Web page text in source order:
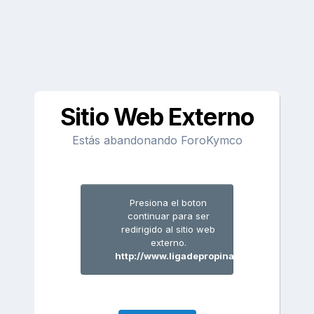
Sitio Web Externo
Estás abandonando ForoKymco
Presiona el boton
continuar para ser
redirigido al sitio web
externo.
http://www.ligadepropinas.es/